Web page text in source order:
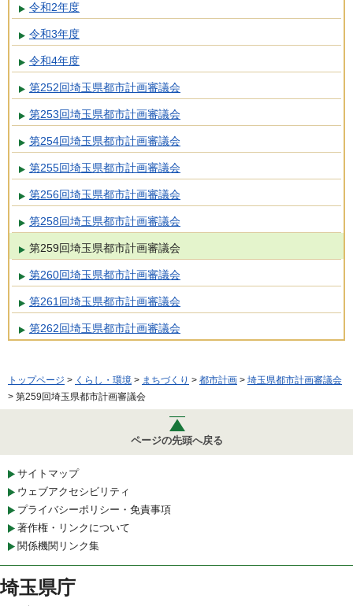
令和2年度
令和3年度
令和4年度
第252回埼玉県都市計画審議会
第253回埼玉県都市計画審議会
第254回埼玉県都市計画審議会
第255回埼玉県都市計画審議会
第256回埼玉県都市計画審議会
第258回埼玉県都市計画審議会
第259回埼玉県都市計画審議会
第260回埼玉県都市計画審議会
第261回埼玉県都市計画審議会
第262回埼玉県都市計画審議会
トップページ > くらし・環境 > まちづくり > 都市計画 > 埼玉県都市計画審議会
> 第259回埼玉県都市計画審議会
ページの先頭へ戻る
サイトマップ
ウェブアクセシビリティ
プライバシーポリシー・免責事項
著作権・リンクについて
関係機関リンク集
埼玉県庁